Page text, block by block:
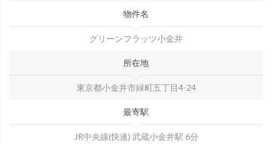
物件名
グリーンフラッツ小金井
所在地
東京都小金井市緑町五丁目4-24
最寄駅
JR中央線(快速) 武蔵小金井駅 6分